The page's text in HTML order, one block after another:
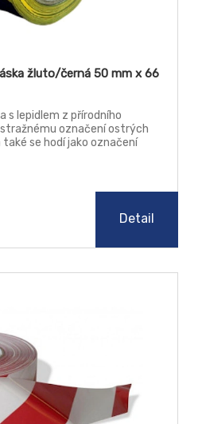
žluto/černá 50 mm x 66
s lepidlem z přírodního
označení ostrých
se hodí jako označení
Detail